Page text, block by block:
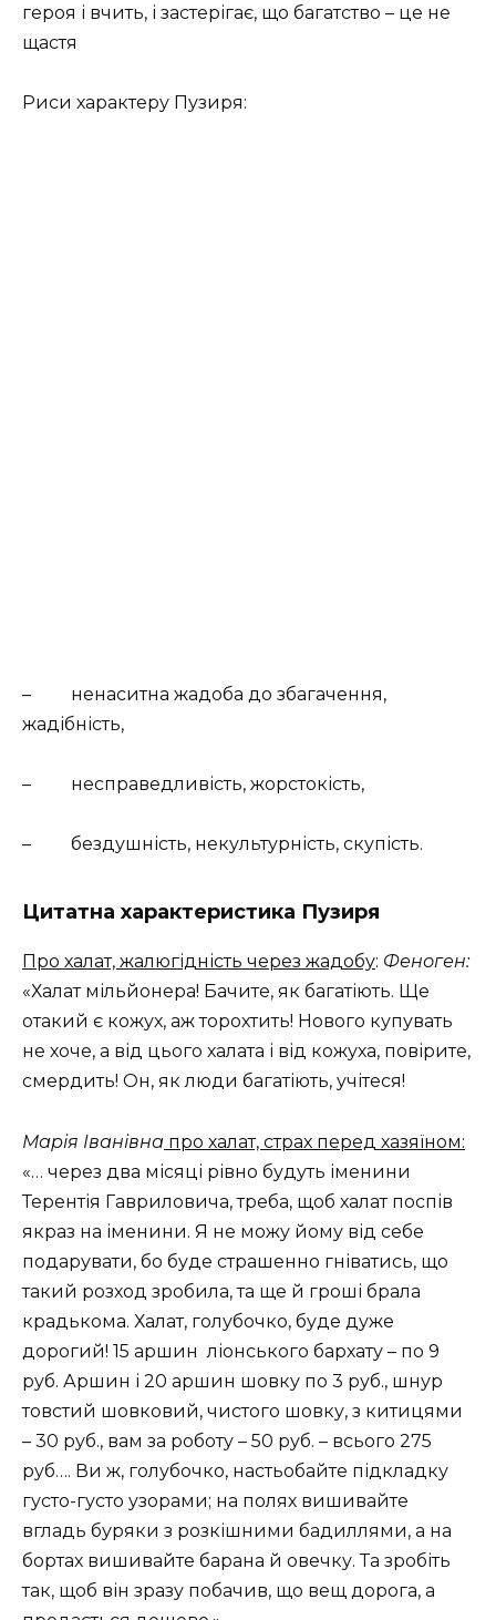
героя і вчить, і застерігає, що багатство – це не
щастя
Риси характеру Пузиря:
– ненаситна жадоба до збагачення,
жадібність,
– несправедливість, жорстокість,
– бездушність, некультурність, скупість.
Цитатна характеристика Пузиря
Про халат, жалюгідність через жадобу: Феноген:
«Халат мільйонера! Бачите, як багатіють. Ще
отакий є кожух, аж торохтить! Нового купувать
не хоче, а від цього халата і від кожуха, повірите,
смердить! Он, як люди багатіють, учітеся!
Марія Іванівна про халат, страх перед хазяїном:
«… через два місяці рівно будуть іменини
Терентія Гавриловича, треба, щоб халат поспів
якраз на іменини. Я не можу йому від себе
подарувати, бо буде страшенно гніватись, що
такий розход зробила, та ще й гроші брала
крадькома. Халат, голубочко, буде дуже
дорогий! 15 аршин ліонського бархату – по 9
руб. Аршин і 20 аршин шовку по 3 руб., шнур
товстий шовковий, чистого шовку, з китицями
– 30 руб., вам за роботу – 50 руб. – всього 275
руб…. Ви ж, голубочко, настьобайте підкладку
густо-густо узорами; на полях вишивайте
вгладь буряки з розкішними бадиллями, а на
бортах вишивайте барана й овечку. Та зробіть
так, щоб він зразу побачив, що вещ дорога, а